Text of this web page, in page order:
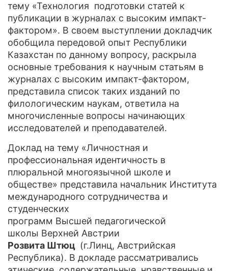
тему «Технология подготовки статей к
публикации в журналах с высоким импакт-
фактором». В своем выступлении докладчик
обобщила передовой опыт Республики
Казахстан по данному вопросу, раскрыла
основные требования к научным статьям в
журналах с высоким импакт-фактором,
представила список таких изданий по
филологическим наукам, ответила на
многочисленные вопросы начинающих
исследователей и преподавателей.
Доклад на тему «Личностная и
профессиональная идентичность в
плюральной многоязычной школе и
обществе» представила начальник Института
международного сотрудничества и
студенческих
программ Высшей педагогической
школы Верхней Австрии
Розвита Штюц (г.Линц, Австрийская
Республика). В докладе рассматривались